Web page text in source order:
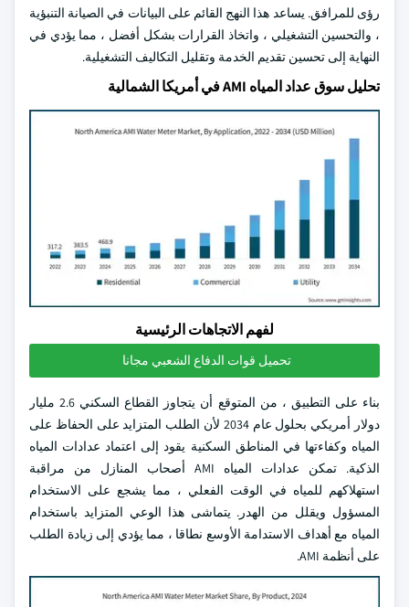
رؤى للمرافق. يساعد هذا النهج القائم على البيانات في الصيانة التنبؤية
، والتحسين التشغيلي ، واتخاذ القرارات بشكل أفضل ، مما يؤدي في
النهاية إلى تحسين تقديم الخدمة وتقليل التكاليف التشغيلية.
تحليل سوق عداد المياه AMI في أمريكا الشمالية
لفهم الاتجاهات الرئيسية
تحميل قوات الدفاع الشعبي مجانا
بناء على التطبيق ، من المتوقع أن يتجاوز القطاع السكني 2.6 مليار
دولار أمريكي بحلول عام 2034 لأن الطلب المتزايد على الحفاظ على
المياه وكفاءتها في المناطق السكنية يقود إلى اعتماد عدادات المياه
الذكية. تمكن عدادات المياه AMI أصحاب المنازل من مراقبة
استهلاكهم للمياه في الوقت الفعلي ، مما يشجع على الاستخدام
المسؤول ويقلل من الهدر. يتماشى هذا الوعي المتزايد باستخدام
المياه مع أهداف الاستدامة الأوسع نطاقا ، مما يؤدي إلى زيادة الطلب
على أنظمة AMI.